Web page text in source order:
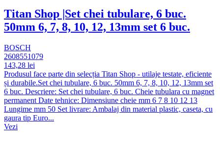
Titan Shop |Set chei tubulare, 6 buc.
50mm 6, 7, 8, 10, 12, 13mm set 6 buc.
BOSCH
2608551079
143,28 lei
Produsul face parte din selecția Titan Shop - utilaje testate, eficiente
și durabile.Set chei tubulare, 6 buc. 50mm 6, 7, 8, 10, 12, 13mm set
6 buc. Descriere: Set chei tubulare, 6 buc. Cheie tubulara cu magnet
permanent Date tehnice: Dimensiune cheie mm 6 7 8 10 12 13
Lungime mm 50 Set livrare: Ambalaj din material plastic, caseta, cu
gaura tip Euro...
Vezi